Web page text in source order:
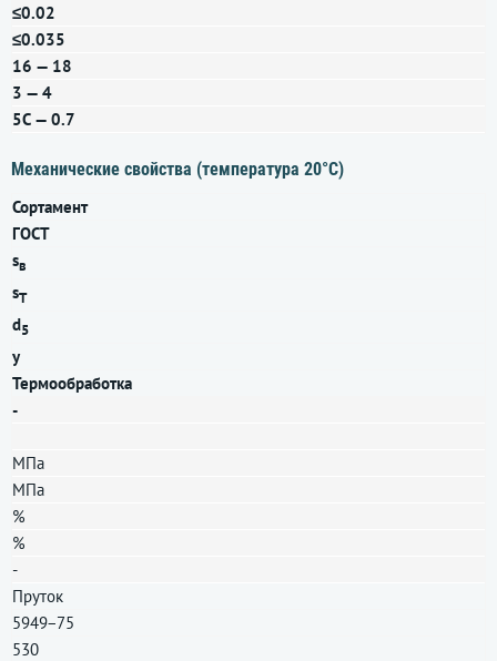
≤0.02
≤0.035
16 — 18
3 — 4
5С — 0.7
Механические свойства (температура 20°С)
Сортамент
ГОСТ
sв
sT
d5
y
Термообработка
-
МПа
МПа
%
%
-
Пруток
5949−75
530